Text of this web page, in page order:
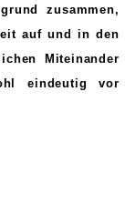
zusammen,
auf und in den
Miteinander
eindeutig vor